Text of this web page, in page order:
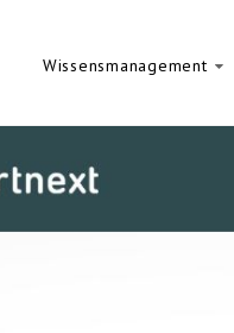
Wissensmanagement